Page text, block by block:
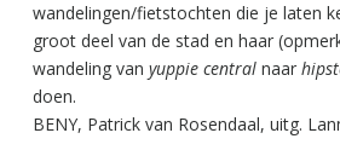
wandelingen/fietstochten die je laten
groot deel van de stad en haar
wandeling van yuppie centralnaar
doen.
BENY, Patrick van Rosendaal, uitg.